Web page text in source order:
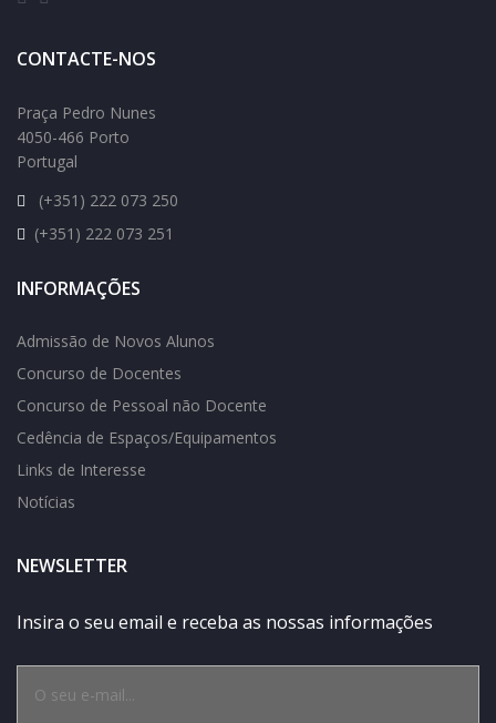
CONTACTE-NOS
Praça Pedro Nunes
4050-466 Porto
Portugal
(+351) 222 073 250
(+351) 222 073 251
INFORMAÇÕES
Admissão de Novos Alunos
Concurso de Docentes
Concurso de Pessoal não Docente
Cedência de Espaços/Equipamentos
Links de Interesse
Notícias
NEWSLETTER
Insira o seu email e receba as nossas informações